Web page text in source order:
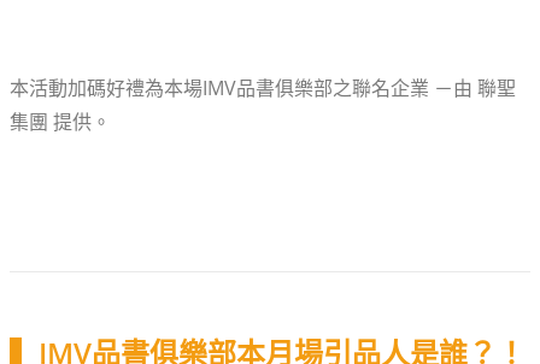
本活動加碼好禮為本場IMV品書俱樂部之聯名企業 －由 聯聖
集團 提供。
▍IMV品書俱樂部本月場引品人是誰？！